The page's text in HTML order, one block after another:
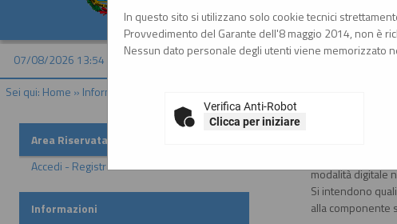
07/08/2026 13:54
Sei qui: Home » Informazioni
In questo sito si utilizzano solo cookie tecnici
Provvedimento del Garante dell'8 maggio 2014, non è
Nessun dato personale degli utenti viene memorizzato
Verifica Anti-Robot
Clicca per iniziare
Area Riservata
Accedi - Registrati
Informazioni
Si intende il
modalità digitale
Si intendono
alla componente